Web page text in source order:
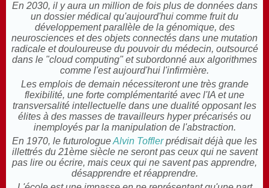
En 2030, il y aura un million de fois plus de données dans
un dossier médical qu'aujourd'hui comme fruit du
développement parallèle de la génomique, des
neurosciences et des objets connectés dans une mutation
radicale et douloureuse du pouvoir du médecin, outsourcé
dans le "cloud computing" et subordonné aux algorithmes
comme l'est aujourd'hui l'infirmière.
Les emplois de demain nécessiteront une très grande
flexibilité, une forte complémentarité avec l'IA et une
transversalité intellectuelle dans une dualité opposant les
élites à des masses de travailleurs hyper précarisés ou
inemployés par la manipulation de l'abstraction.
En 1970, le futurologueAlvin Tofflerprédisait déjà que les
illettrés du 21ème siècle ne seront pas ceux qui ne savent
pas lire ou écrire, mais ceux qui ne savent pas apprendre,
désapprendre et réapprendre.